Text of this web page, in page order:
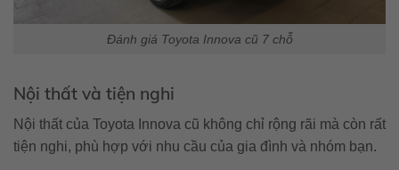
Đánh giá Toyota Innova cũ 7 chỗ
Nội thất và tiện nghi
Nội thất của Toyota Innova cũ không chỉ rộng rãi mà còn rất
tiện nghi, phù hợp với nhu cầu của gia đình và nhóm bạn.